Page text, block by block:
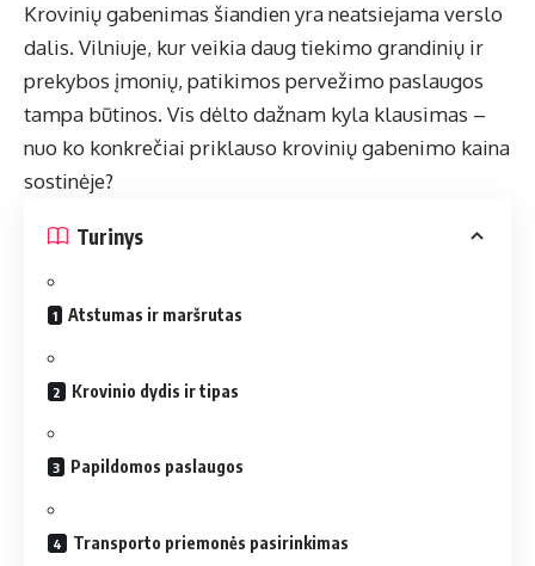
Krovinių gabenimas šiandien yra neatsiejama verslo
dalis. Vilniuje, kur veikia daug tiekimo grandinių ir
prekybos įmonių, patikimos pervežimo paslaugos
tampa būtinos. Vis dėlto dažnam kyla klausimas –
nuo ko konkrečiai priklauso krovinių gabenimo kaina
sostinėje?
Turinys
Atstumas ir maršrutas
Krovinio dydis ir tipas
Papildomos paslaugos
Transporto priemonės pasirinkimas